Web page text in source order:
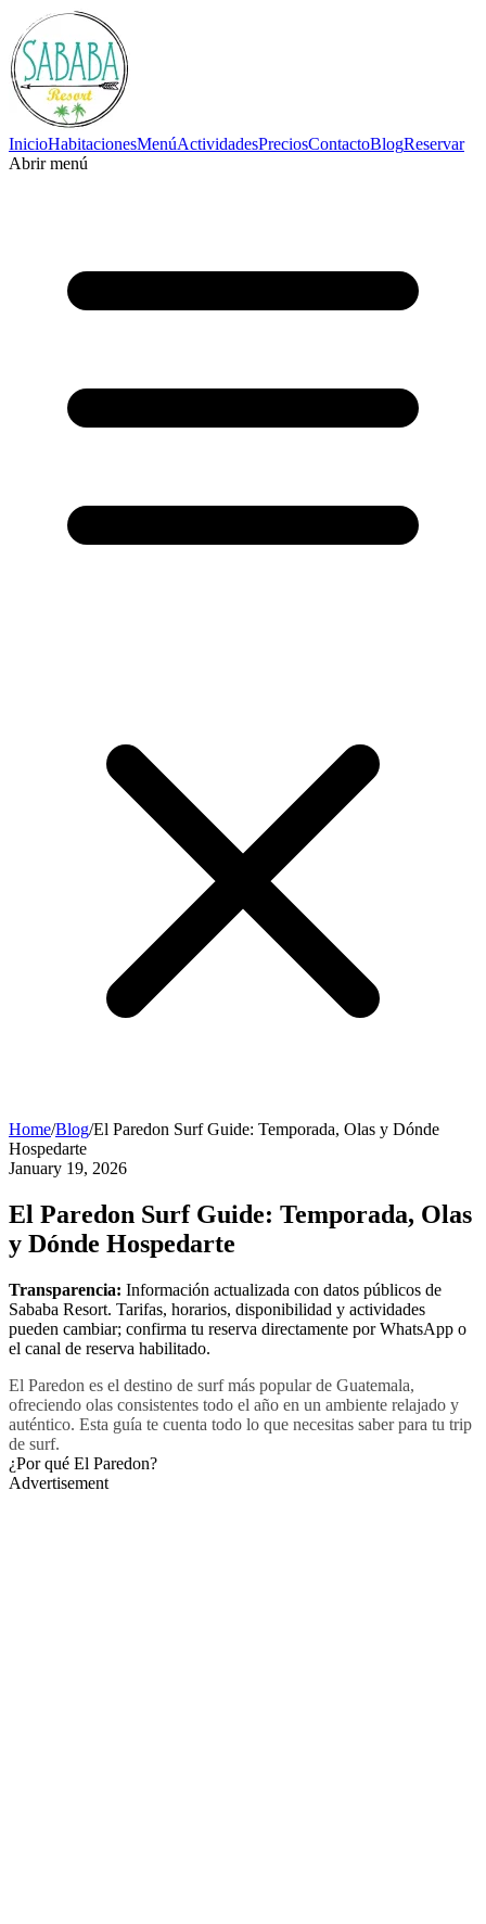
InicioHabitacionesMenúActividadesPreciosContactoBlogReservar
Abrir menú
Home/Blog/El Paredon Surf Guide: Temporada, Olas y Dónde
Hospedarte
January 19, 2026
El Paredon Surf Guide: Temporada, Olas
y Dónde Hospedarte
Transparencia: Información actualizada con datos públicos de
Sababa Resort. Tarifas, horarios, disponibilidad y actividades
pueden cambiar; confirma tu reserva directamente por WhatsApp o
el canal de reserva habilitado.
El Paredon es el destino de surf más popular de Guatemala,
ofreciendo olas consistentes todo el año en un ambiente relajado y
auténtico. Esta guía te cuenta todo lo que necesitas saber para tu trip
de surf.
¿Por qué El Paredon?
Advertisement